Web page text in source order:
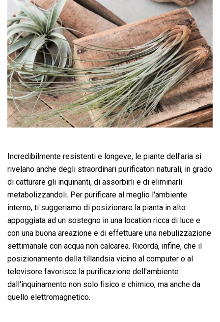
Incredibilmente resistenti e longeve, le piante dell'aria si
rivelano anche degli straordinari purificatori naturali, in grado
di catturare gli inquinanti, di assorbirli e di eliminarli
metabolizzandoli. Per purificare al meglio l'ambiente
interno, ti suggeriamo di posizionare la pianta in alto
appoggiata ad un sostegno in una location ricca di luce e
con una buona areazione e di effettuare una nebulizzazione
settimanale con acqua non calcarea. Ricorda, infine, che il
posizionamento della tillandsia vicino al computer o al
televisore favorisce la purificazione dell'ambiente
dall'inquinamento non solo fisico e chimico, ma anche da
quello elettromagnetico.